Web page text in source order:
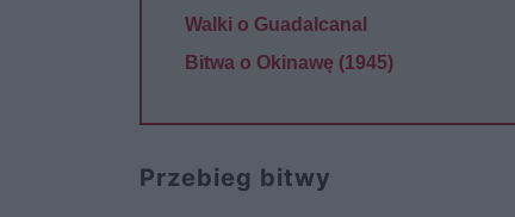
Walki o Guadalcanal
Bitwa o Okinawę (1945)
Przebieg bitwy